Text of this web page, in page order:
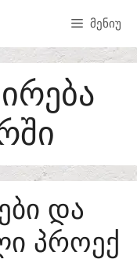
ᲛᲔᲜᲘᲣ
ᲓᲐ
ᲞᲠᲝᲔᲥ